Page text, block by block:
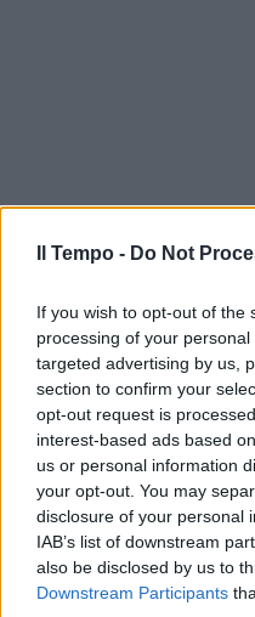
Il Tempo - Do Not
If you wish to opt-out of the
processing of your
targeted advertising by us,
section to confirm your
opt-out request is
interest-based ads based
us or personal information
your opt-out. You may
disclosure of your personal
IAB’s list of downstream
also be disclosed by us to
Downstream Participants